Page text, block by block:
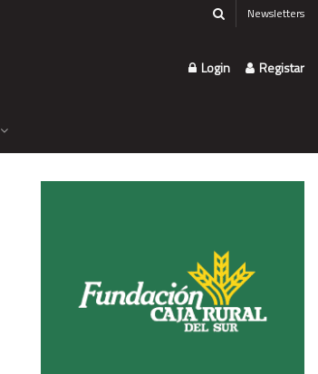
Newsletters
Login Registar